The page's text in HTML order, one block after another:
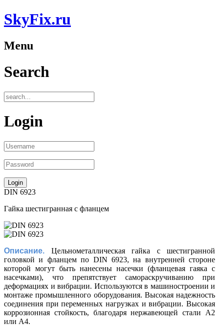
SkyFix.ru
Menu
Search
Login
DIN 6923
Гайка шестигранная с фланцем
Описание. Цельнометаллическая гайка с шестигранной
головкой и фланцем по DIN 6923, на внутренней стороне
которой могут быть нанесены насечки (фланцевая гаяка с
насечками), что препятствует самораскручиванию при
деформациях и вибрации. Используются в машиностроении и
монтаже промышленного оборудования. Высокая надежность
соединения при переменных нагрузках и вибрации. Высокая
коррозионная стойкость, благодаря нержавеющей стали А2
или А4.